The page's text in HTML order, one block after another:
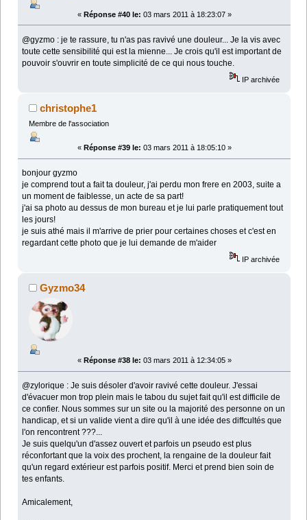
« Réponse #40 le: 03 mars 2011 à 18:23:07 »
@gyzmo : je te rassure, tu n'as pas ravivé une douleur... Je la vis avec
toute cette sensibilité qui est la mienne... Je crois qu'il est important de
pouvoir s'ouvrir en toute simplicité de ce qui nous touche.
IP archivée
christophe1
Membre de l'association
« Réponse #39 le: 03 mars 2011 à 18:05:10 »
bonjour gyzmo
je comprend tout a fait ta douleur, j'ai perdu mon frere en 2003, suite a
un moment de faiblesse, un acte de sa part!
j'ai sa photo au dessus de mon bureau et je lui parle pratiquement tout
les jours!
je suis athé mais il m'arrive de prier pour certaines choses et c'est en
regardant cette photo que je lui demande de m'aider
IP archivée
Gyzmo34
« Réponse #38 le: 03 mars 2011 à 12:34:05 »
@zylorique : Je suis désoler d'avoir ravivé cette douleur. J'essai
d'évacuer mon trop plein mais le tabou du sujet fait qu'il est difficile de
ce confier. Nous sommes sur un site ou la majorité des personne on un
handicap, et si un valide vient a dire qu'il à une idée des diffcultés que
l'on rencontrent ???...
Je suis quelqu'un d'assez ouvert et parfois un pseudo est plus
réconfortant que la voix des prochent, la rengaine de la douleur fait
qu'un regard extérieur est parfois positif. Merci et prend bien soin de
tes enfants.
Amicalement,